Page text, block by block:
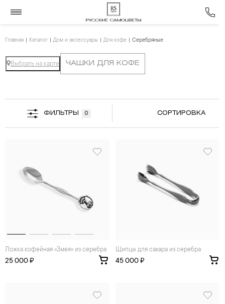
Главная Каталог Дом и аксессуары Для кофе Серебряные
Выбрать на карте ЧАШКИ ДЛЯ КОФЕ
ФИЛЬТРЫ 0 СОРТИРОВКА
Ложка кофейная «Змея» из серебра
25 000 ₽
Щипцы для сахара из серебра
45 000 ₽